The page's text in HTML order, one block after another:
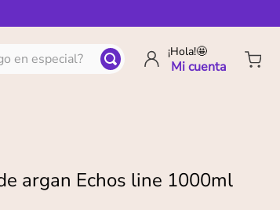
especial? ¡Hola!🤩
argan Echos line 1000ml